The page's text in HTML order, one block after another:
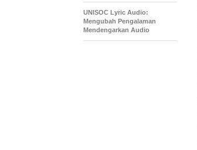
UNISOC Lyric Audio:
Mengubah Pengalaman
Mendengarkan Audio